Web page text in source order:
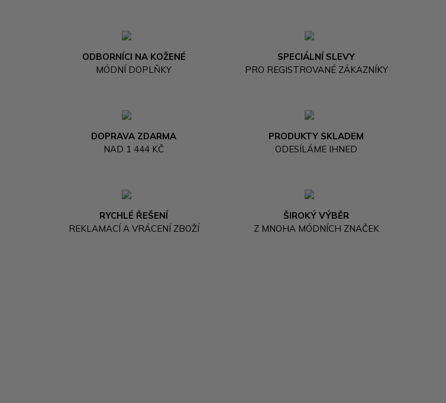
ODBORNÍCI NA KOŽENÉ
MÓDNÍ DOPLŇKY
SPECIÁLNÍ SLEVY
PRO REGISTROVANÉ ZÁKAZNÍKY
DOPRAVA ZDARMA
NAD 1 444 KČ
PRODUKTY SKLADEM
ODESÍLÁME IHNED
RYCHLÉ ŘEŠENÍ
REKLAMACÍ A VRÁCENÍ ZBOŽÍ
ŠIROKÝ VÝBĚR
Z MNOHA MÓDNÍCH ZNAČEK